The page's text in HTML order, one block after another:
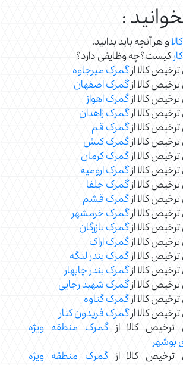
:
و هر آنچه باید بدانید.
کیست؟چه وظایفی دارد؟
کالا ازگمرک میرجاوه
کالا ازگمرک اصفهان
کالا ازگمرک اهواز
کالا ازگمرک زاهدان
کالا ازگمرک قم
کالا ازگمرک کیش
کالا ازگمرک کرمان
کالا ازگمرک ارومیه
کالا ازگمرک جلفا
کالا ازگمرک قشم
کالا ازگمرک خرمشهر
کالا ازگمرک بازرگان
کالا ازگمرک اراک
کالا ازگمرک بندر لنگه
کالا ازگمرک بندر چابهار
کالا ازگمرک شهید رجایی
کالا ازگمرک گناوه
کالا ازگمرک فریدون کنار
ترخیص کالا ازگمرک منطقه ویژه
بوشهر
ترخیص کالا ازگمرک منطقه ویژه